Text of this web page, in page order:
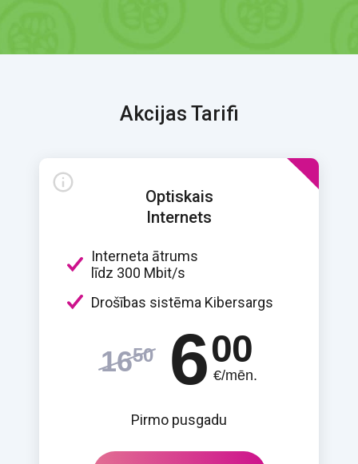
Akcijas Tarifi
Optiskais
Internets
Interneta ātrums
līdz 300 Mbit/s
Drošības sistēma Kibersargs
1650 600
€/mēn.
Pirmo pusgadu